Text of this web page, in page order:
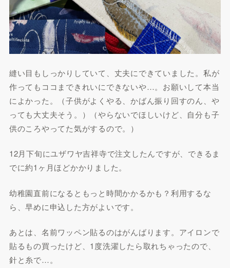
縫い目もしっかりしていて、丈夫にできていました。私が
作ってもココまできれいにできないや…。お願いして本当
によかった。（子供がよくやる、かばん振り回すのん、や
っても大丈夫そう。）（やらないでほしいけど、自分も子
供のころやってた気がするので。）
12月下旬にユザワヤ吉祥寺で注文したんですが、できるま
でに約1ヶ月ほどかかりました。
幼稚園直前になるともっと時間かかるかも？利用するな
ら、早めに申込した方がよいです。
あとは、名前ワッペン貼るのはがんばります。アイロンで
貼るもの買ったけど、1度洗濯したら取れちゃったので、
針と糸で…。